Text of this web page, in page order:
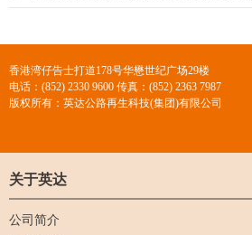
香港湾仔告士打道178号华懋世纪广场29楼
电话：(852) 2330 9600 传真：(852) 2363 7987
版权所有：英达公路再生科技(集团)有限公司
关于英达
公司简介